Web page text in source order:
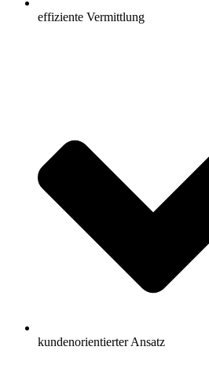
effiziente Vermittlung
kundenorientierter Ansatz